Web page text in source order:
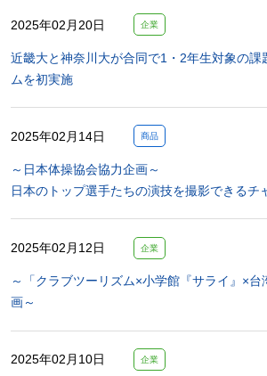
2025年02月20日 企業
近畿大と神奈川大が合同で1・2年生対象の課
ムを初実施
2025年02月14日 商品
～日本体操協会協力企画～
日本のトップ選手たちの演技を撮影できるチ
2025年02月12日 企業
～「クラブツーリズム×小学館『サライ』×台
画～
2025年02月10日 企業